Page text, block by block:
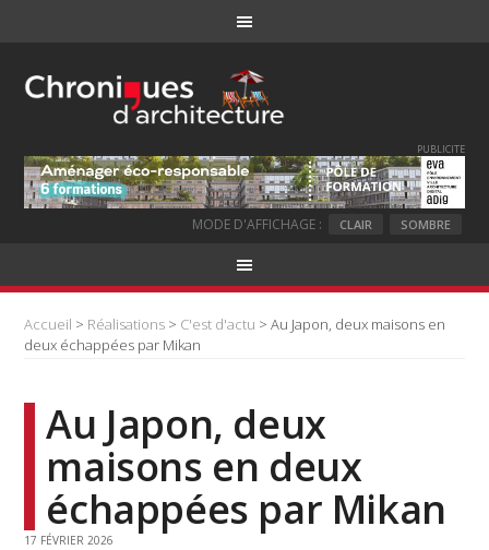
PUBLICITE
MODE D'AFFICHAGE : CLAIR SOMBRE
Accueil > Réalisations > C'est d'actu > Au Japon, deux maisons en
deux échappées par Mikan
Au Japon, deux
maisons en deux
échappées par Mikan
17 FÉVRIER 2026